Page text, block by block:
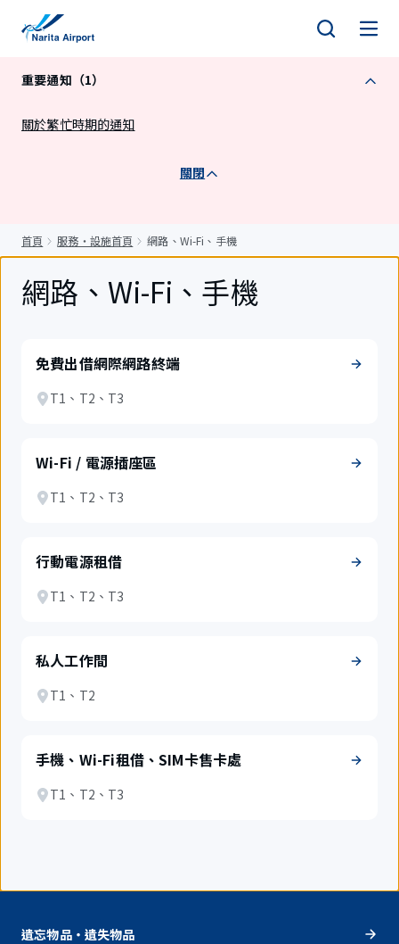
重要通知（1）
關於繁忙時期的通知
關閉
首頁 服務・設施首頁 網路、Wi-Fi、手機
網路、Wi-Fi、手機
免費出借網際網路終端
T1、T2、T3
Wi-Fi / 電源插座區
T1、T2、T3
行動電源租借
T1、T2、T3
私人工作間
T1、T2
手機、Wi-Fi租借、SIM卡售卡處
T1、T2、T3
遺忘物品・遺失物品